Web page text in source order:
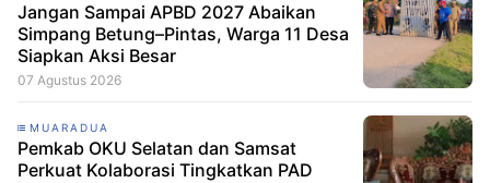
Jangan Sampai APBD 2027 Abaikan
Simpang Betung–Pintas, Warga 11 Desa
Siapkan Aksi Besar
07 Agustus 2026
MUARADUA
Pemkab OKU Selatan dan Samsat
Perkuat Kolaborasi Tingkatkan PAD